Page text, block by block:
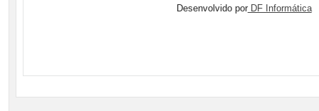
Desenvolvido porDF Informática